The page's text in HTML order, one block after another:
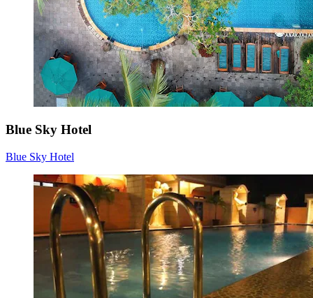
Blue Sky Hotel
Blue Sky Hotel